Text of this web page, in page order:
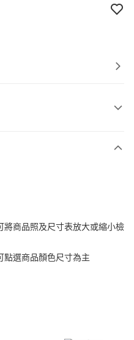
將商品照及尺寸表放大或縮小檢
點選商品顏色尺寸為主